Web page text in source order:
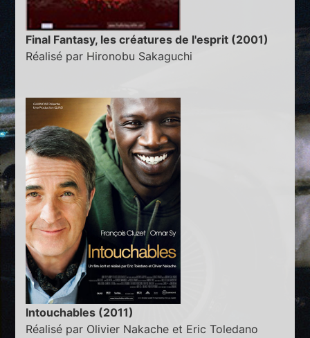
Final Fantasy, les créatures de l'esprit (2001)
Réalisé par Hironobu Sakaguchi
Intouchables (2011)
Réalisé par Olivier Nakache et Eric Toledano